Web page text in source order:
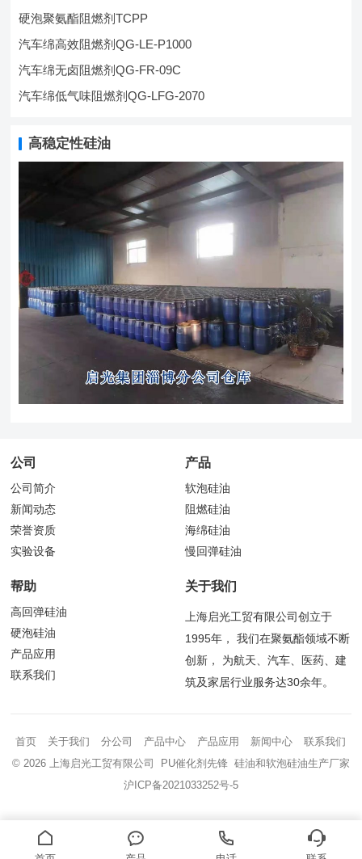
硬泡聚氨酯阻燃剂TCPP
汽车绵高效阻燃剂QG-LE-P1000
汽车绵无卤阻燃剂QG-FR-09C
汽车绵低气味阻燃剂QG-LFG-2070
高稳定性硅油
公司
公司简介
新闻动态
荣誉资质
实验设备
产品
软泡硅油
阻燃硅油
海绵硅油
慢回弹硅油
帮助
高回弹硅油
硬泡硅油
产品应用
联系我们
关于我们
上海启光工贸有限公司创立于
1995年， 我们在聚氨酯领域不断
创新， 为航天、汽车、医药、建
筑及家居行业服务达30余年。
首页 关于我们 分公司 产品中心 产品应用 新闻中心
联系我们
© 2026 上海启光工贸有限公司 PU催化剂先锋 硅油和软泡硅油生产厂家
沪ICP备2021033252号-5